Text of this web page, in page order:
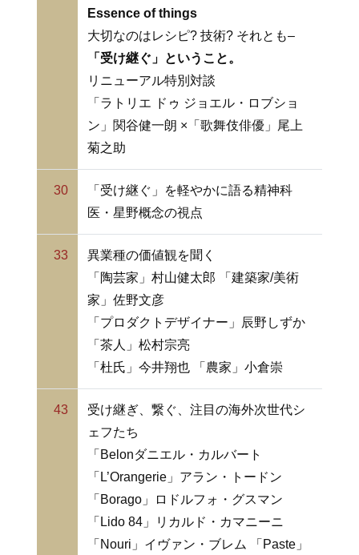
Essence of things
大切なのはレシピ? 技術? それとも–
「受け継ぐ」ということ。
リニューアル特別対談
「ラトリエ ドゥ ジョエル・ロブショ
ン」関谷健一朗 ×「歌舞伎俳優」尾上
菊之助
30
「受け継ぐ」を軽やかに語る精神科
医・星野概念の視点
33
異業種の価値観を聞く
「陶芸家」村山健太郎 「建築家/美術
家」佐野文彦
「プロダクトデザイナー」辰野しずか
「茶人」松村宗亮
「杜氏」今井翔也 「農家」小倉崇
43
受け継ぎ、繋ぐ、注目の海外次世代シ
ェフたち
「Belonダニエル・カルバート
「L’Orangerie」アラン・トードン
「Borago」ロドルフォ・グスマン
「Lido 84」リカルド・カマニーニ
「Nouri」イヴァン・ブレム 「Paste」